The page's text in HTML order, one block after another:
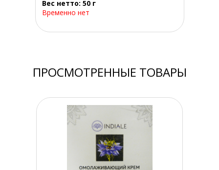
Вес нетто: 50 г
Временно нет
ПРОСМОТРЕННЫЕ ТОВАРЫ